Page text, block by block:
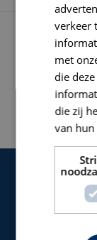
VULBLOK
S-2300 / S-3000
EXTRA
verkeer
met
die
die zij
van